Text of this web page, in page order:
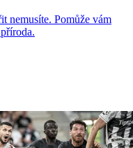
nemusíte. Pomůže vám